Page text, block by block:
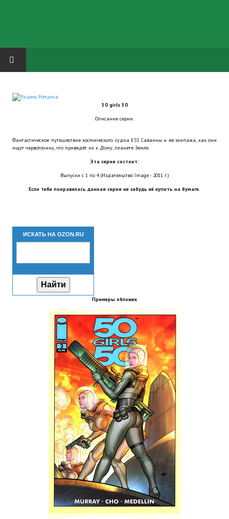
Теневой кардинал для Обливиона
Новый ГГ
Теневой кардинал для Скайрима
Kitana HGEC
Apella CBBE SSE BodySlide (with Physics)
Apella 2.0 CBBE SSE BodySlide (with Physics)
Kitana CBBE SSE BodySlide (with Physics)
New Light Skyrim SE
SB Corset Armor CBBE SSE BodySlide (with Physics)
Wedding Wear CBBE SSE BodySlide (with Physics)
Работы Тестера 55
Наёмный оборотень
50 girls 50
Описание серии:
Фантастическое путешествие космического судна ESS Саванны и ее экипажа, как они
ищут червоточину, что приведёт их к Дому, планете Земля.
Эта серия состоит:
Выпуски с 1 по 4 (Издательство Image - 2011 г.)
Если тебе понравилась данная серия не забудь её купить на бумаге.
ИСКАТЬ НА OZON.RU
Примеры обложек